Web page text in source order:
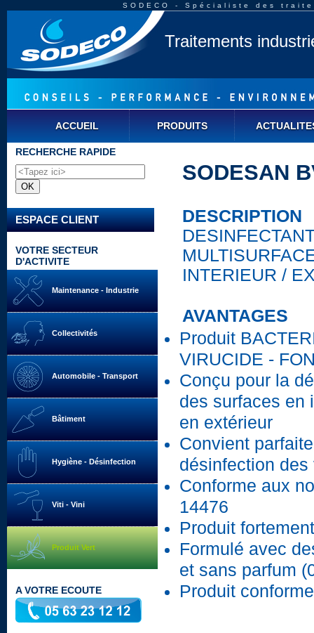
SODECO - Spécialiste des
Traitements
ACCUEIL PRODUITS
RECHERCHE RAPIDE
ESPACE CLIENT
VOTRE SECTEUR
D'ACTIVITE
Maintenance - Industrie
Collectivités
Automobile - Transport
Bâtiment
Hygiène - Désinfection
Viti - Vini
Produit Vert
A VOTRE ECOUTE
SODESAN
DESCRIPTION
INTERIEUR /
AVANTAGES
Produit
VIRUCIDE -
Conçu pour la
des surfaces en
en extérieur
Convient
désinfection
Conforme aux
14476
Produit
Formulé avec
et sans parfum
Produit